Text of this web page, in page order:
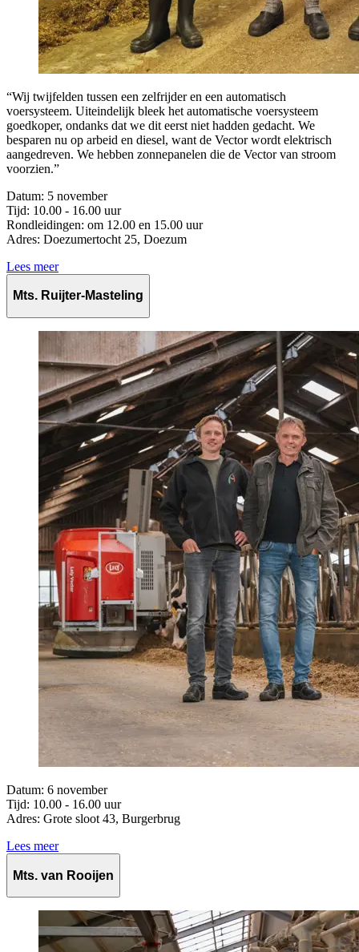
“Wij twijfelden tussen een zelfrijder en een automatisch
voersysteem. Uiteindelijk bleek het automatische voersysteem
goedkoper, ondanks dat we dit eerst niet hadden gedacht. We
besparen nu op arbeid en diesel, want de Vector wordt elektrisch
aangedreven. We hebben zonnepanelen die de Vector van stroom
voorzien.”
Datum: 5 november
Tijd: 10.00 - 16.00 uur
Rondleidingen: om 12.00 en 15.00 uur
Adres: Doezumertocht 25, Doezum
Lees meer
Mts. Ruijter-Masteling
Datum: 6 november
Tijd: 10.00 - 16.00 uur
Adres: Grote sloot 43, Burgerbrug
Lees meer
Mts. van Rooijen